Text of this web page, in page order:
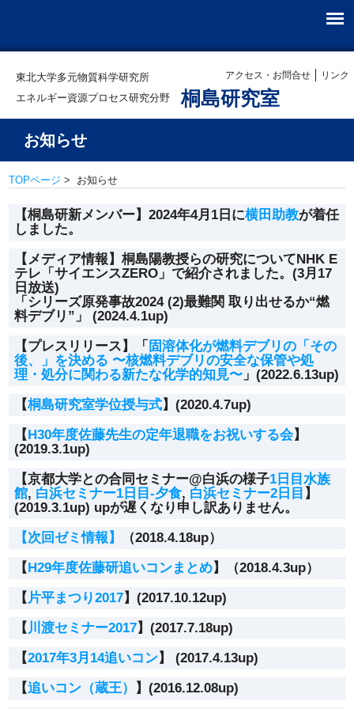
東北大学多元物質科学研究所
エネルギー資源プロセス研究分野
桐島研究室
アクセス・お問合せ リンク
お知らせ
TOPページ > お知らせ
【桐島研新メンバー】2024年4月1日に横田助教が着任
しました。
【メディア情報】桐島陽教授らの研究についてNHK E
テレ「サイエンスZERO」で紹介されました。(3月17
日放送)
「シリーズ原発事故2024 (2)最難関 取り出せるか“燃
料デブリ”」 (2024.4.1up)
【プレスリリース】「 固溶体化が燃料デブリの「その
後、」を決める 〜核燃料デブリの安全な保管や処
理・処分に関わる新たな化学的知見〜 」(2022.6.13up)
【桐島研究室学位授与式】(2020.4.7up)
【H30年度佐藤先生の定年退職をお祝いする会】
(2019.3.1up)
【京都大学との合同セミナー@白浜の様子1日目水族
館, 白浜セミナー1日目-夕食, 白浜セミナー2日目 】
(2019.3.1up) upが遅くなり申し訳ありません。
【次回ゼミ情報】
（2018.4.18up）
【H29年度佐藤研追いコンまとめ】（2018.4.3up）
【 片平まつり2017】(2017.10.12up)
【 川渡セミナー2017】(2017.7.18up)
【2017年3月14追いコン】 (2017.4.13up)
【追いコン（蔵王） 】(2016.12.08up)